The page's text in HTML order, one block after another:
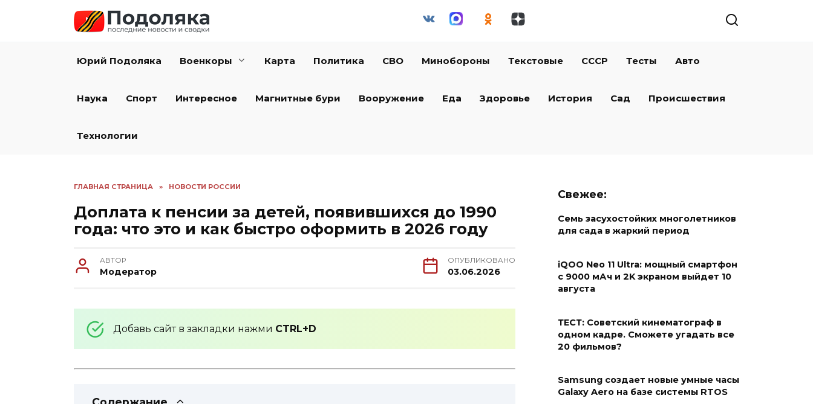
Юрий Подоляка Военкоры Карта Политика СВО Минобороны Текстовые СССР Тесты Авто
Наука Спорт Интересное Магнитные бури Вооружение Еда Здоровье История Сад Происшествия
Технологии
ГЛАВНАЯ СТРАНИЦА » НОВОСТИ РОССИИ
Доплата к пенсии за детей, появившихся до 1990
года: что это и как быстро оформить в 2026 году
АВТОР
Модератор
ОПУБЛИКОВАНО
03.06.2026
Добавь сайт в закладки нажми CTRL+D
Свежее:
Семь засухостойких многолетников
для сада в жаркий период
iQOO Neo 11 Ultra: мощный смартфон
с 9000 мАч и 2K экраном выйдет 10
августа
ТЕСТ: Советский кинематограф в
одном кадре. Сможете угадать все
20 фильмов?
Samsung создает новые умные часы
Galaxy Aero на базе системы RTOS